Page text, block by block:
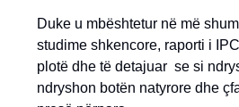
Duke u mbështetur në më
studime shkencore, raporti i
plotë dhe të detajuar se si
ndryshon botën natyrore dhe